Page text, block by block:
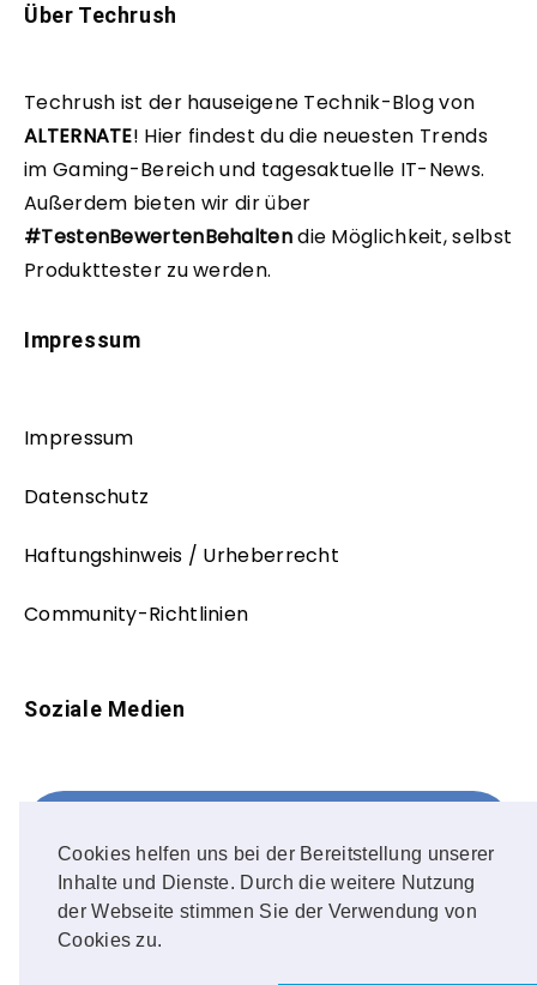
Cookies helfen uns bei der Bereitstellung unserer
Inhalte und Dienste. Durch die weitere Nutzung
der Webseite stimmen Sie der Verwendung von
Cookies zu.
Über Techrush
Techrush ist der hauseigene Technik-Blog von
ALTERNATE! Hier findest du die neuesten Trends
im Gaming-Bereich und tagesaktuelle IT-News.
Außerdem bieten wir dir über
#TestenBewertenBehaltendie Möglichkeit, selbst
Produkttester zu werden.
Impressum
Impressum
Datenschutz
Haftungshinweis / Urheberrecht
Community-Richtlinien
Soziale Medien
FOLLOW ME!
Instagram
OUR PHOTOS!